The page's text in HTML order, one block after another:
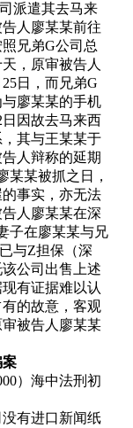
派遣其去马来
人廖某某前往
兄弟G公司总
，原审被告人
日，而兄弟G
廖某某的手机
因故去马来西
其与王某某于
人辩称的延期
某某被抓之日，
事实，亦无法
人廖某某在深
子在廖某某与兄
与Z担保（深
公司出售上述
有证据难以认
的故意，客观
审被告人廖某某
案
）海中法刑初
有进口新闻纸